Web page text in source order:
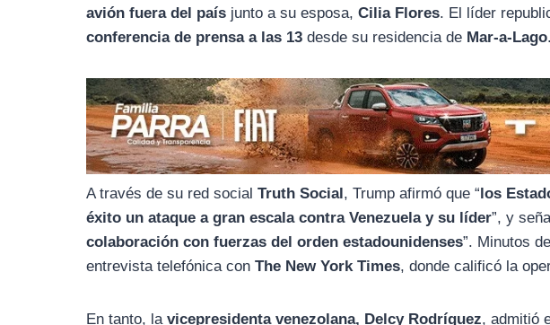
b
o
k
g
r
m
s
A
p
avión fuera del país junto a su esposa,Cilia Flores. El líder
conferencia de prensa a las 13 desde su residencia de Mar-a-Lago.
A través de su red socialTruth Social, Trump afirmó que “los
éxito un ataque a gran escala contra Venezuela y su líder”, y
colaboración con fuerzas del orden estadounidenses”. Minutos
entrevista telefónica conThe New York Times, donde calificó la
En tanto, lavicepresidenta venezolana, Delcy Rodríguez, admitió